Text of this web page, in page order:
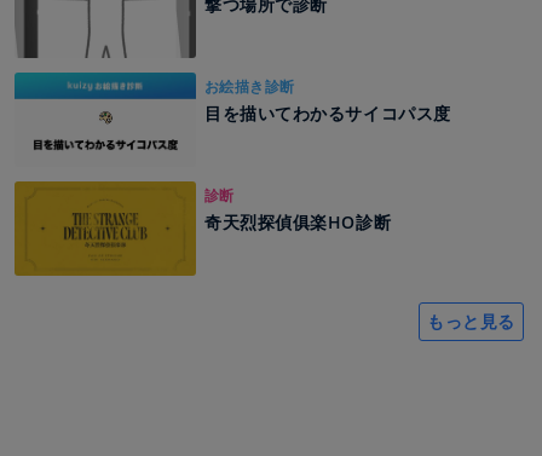
お絵描き診断
目を描いてわかるサイコパス度
診断
奇天烈探偵俱楽HO診断
もっと見る